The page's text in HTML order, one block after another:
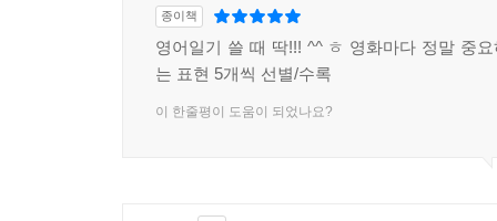
종이책
영어일기 쓸 때 딱!!! ^^ ㅎ 영화마다 정말 중
는 표현 5개씩 선별/수록
이 한줄평이 도움이 되었나요?